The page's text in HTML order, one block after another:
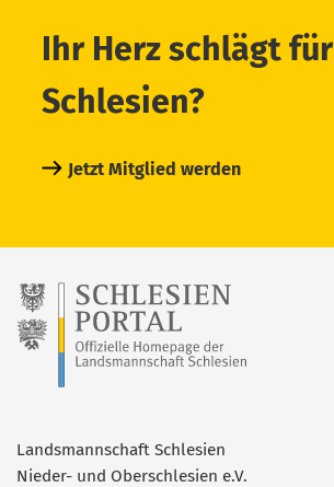
Ihr Herz schlägt für
Schlesien?
Jetzt Mitglied werden
Landsmannschaft Schlesien
Nieder- und Oberschlesien e.V.